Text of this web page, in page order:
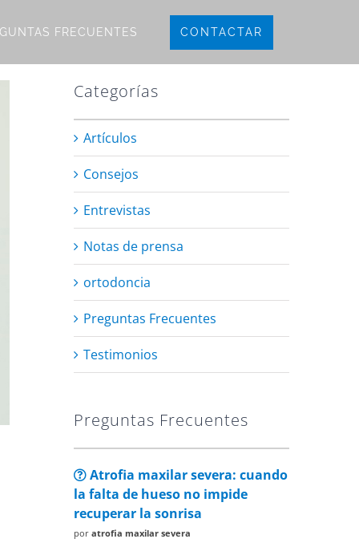
FRECUENTES CONTACTAR
Categorías
Artículos
Consejos
Entrevistas
Notas de prensa
ortodoncia
Preguntas Frecuentes
Testimonios
Preguntas Frecuentes
Atrofia maxilar severa: cuando
la falta de hueso no impide
recuperar la sonrisa
por atrofia maxilar severa